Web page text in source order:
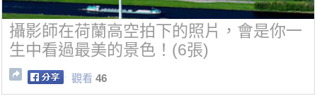
攝影師在荷蘭高空拍下的照片，會是你一
生中看過最美的景色！(6張)
觀看 46